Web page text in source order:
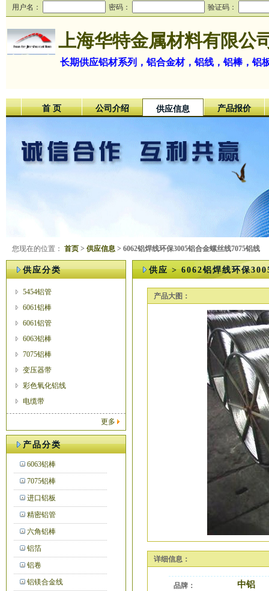
用户名： 密码： 验证码：
上海华特金属材料有限公
长期供应铝材系列，铝合金材，铝线，铝棒，铝
首 页 公司介绍 供应信息 产品报价
您现在的位置： 首页 > 供应信息 > 6062铝焊线环保3005铝合金螺丝线7075铝线
供应分类
5454铝管
6061铝棒
6061铝管
6063铝棒
7075铝棒
变压器带
彩色氧化铝线
电缆带
更多
产品分类
6063铝棒
7075铝棒
进口铝板
精密铝管
六角铝棒
铝箔
铝卷
铝镁合金线
供应 > 6062铝焊线环保
产品大图：
详细信息：
品牌： 中铝